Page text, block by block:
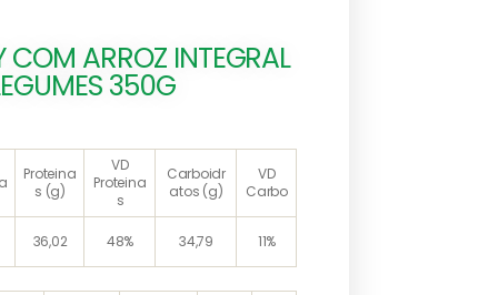
ARROZ INTEGRAL
350G
Proteina
s (g)
VD
Proteina
s
Carboidr
atos (g)
VD
Carbo
36,02 48% 34,79 11%